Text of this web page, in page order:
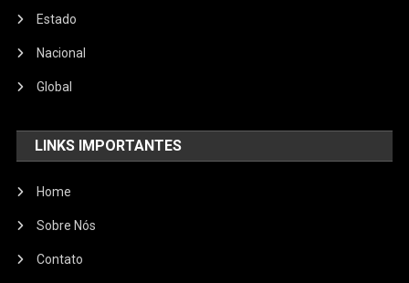
Estado
Nacional
Global
LINKS IMPORTANTES
Home
Sobre Nós
Contato